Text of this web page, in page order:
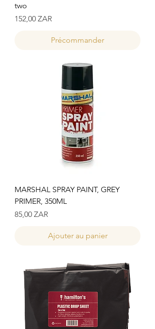
two
Prix
152,00 ZAR
Précommander
MARSHAL SPRAY PAINT, GREY
PRIMER, 350ML
Prix
85,00 ZAR
Ajouter au panier